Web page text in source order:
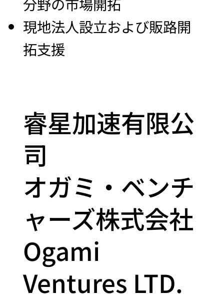
現地法人設立および販路開
拓支援
睿星加速有限公
司
オガミ・ベンチ
ャーズ株式会社
Ogami
Ventures LTD.